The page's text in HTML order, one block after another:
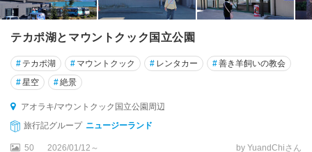
ン
ド
国
公
園
周
辺
エ
テカポ湖とマウントクック国立公園
# テカポ湖 # マウントクック # レンタカー #善き羊飼いの教会
#星空 #絶景
アオラキ/マウントクック国立公園周辺
旅行記グループ ニュージーランド
50 2026/01/12～ by YuandChiさん